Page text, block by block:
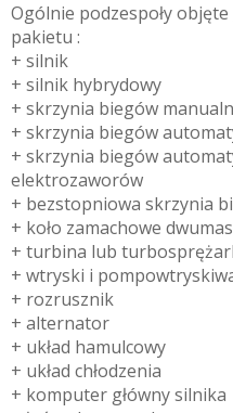
Ogólnie podzespoły
pakietu :
+ silnik
+ silnik hybrydowy
+ skrzynia biegów
+ skrzynia biegów
+ skrzynia biegów
elektrozaworów
+ bezstopniowa skrzynia
+ koło zamachowe
+ turbina lub
+ wtryski i
+ rozrusznik
+ alternator
+ układ hamulcowy
+ układ chłodzenia
+ komputer główny silnika